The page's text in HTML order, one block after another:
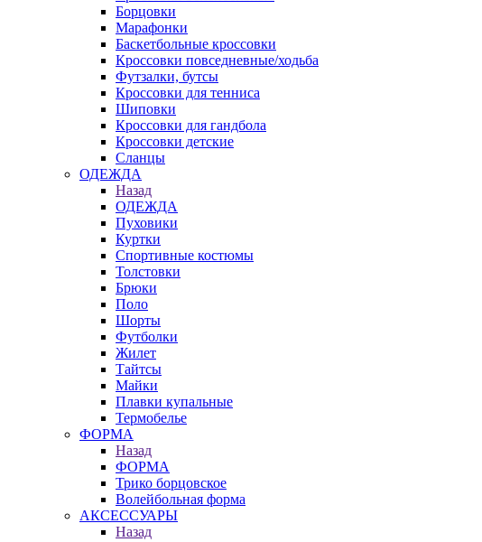
Борцовки
Марафонки
Баскетбольные кроссовки
Кроссовки повседневные/ходьба
Футзалки, бутсы
Кроссовки для тенниса
Шиповки
Кроссовки для гандбола
Кроссовки детские
Сланцы
ОДЕЖДА
Назад
ОДЕЖДА
Пуховики
Куртки
Спортивные костюмы
Толстовки
Брюки
Поло
Шорты
Футболки
Жилет
Тайтсы
Майки
Плавки купальные
Термобелье
ФОРМА
Назад
ФОРМА
Трико борцовское
Волейбольная форма
АКСЕССУАРЫ
Назад